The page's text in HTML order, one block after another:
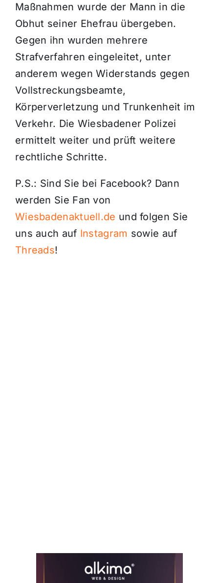
Maßnahmen wurde der Mann in die
Obhut seiner Ehefrau übergeben.
Gegen ihn wurden mehrere
Strafverfahren eingeleitet, unter
anderem wegen Widerstands gegen
Vollstreckungsbeamte,
Körperverletzung und Trunkenheit im
Verkehr. Die Wiesbadener Polizei
ermittelt weiter und prüft weitere
rechtliche Schritte.
P.S.: Sind Sie bei Facebook? Dann
werden Sie Fan von
Wiesbadenaktuell.de und folgen Sie
uns auch auf Instagram sowie auf
Threads!